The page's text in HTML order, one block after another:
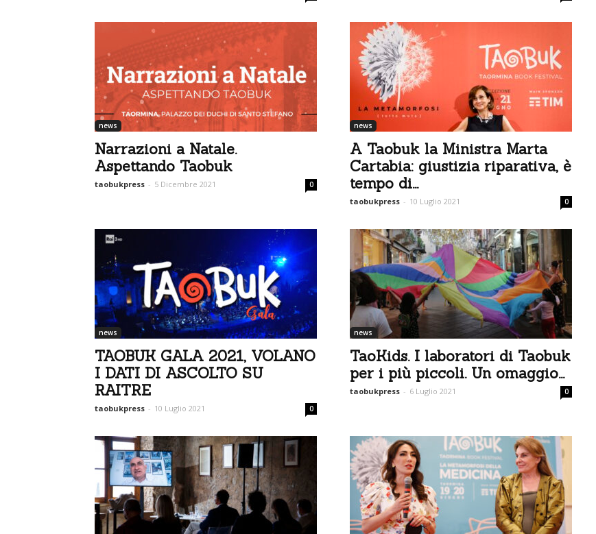
news
Narrazioni a Natale.
Aspettando Taobuk
taobukpress - 5 Dicembre 2021 0
news
A Taobuk la Ministra Marta
Cartabia: giustizia riparativa, è
tempo di...
taobukpress - 10 Luglio 2021 0
news
TAOBUK GALA 2021, VOLANO
I DATI DI ASCOLTO SU
RAITRE
taobukpress - 10 Luglio 2021 0
news
TaoKids. I laboratori di Taobuk
per i più piccoli. Un omaggio...
taobukpress - 6 Luglio 2021 0